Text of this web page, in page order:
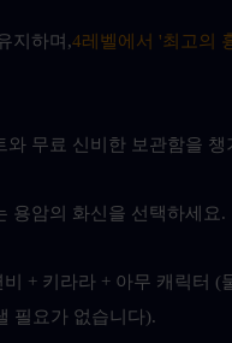
지하며,4레벨에서 '최고의
와 무료 신비한 보관함을 챙
용암의 화신을 선택하세요.
비 + 키라라 + 아무 캐릭터 (
필요가 없습니다).